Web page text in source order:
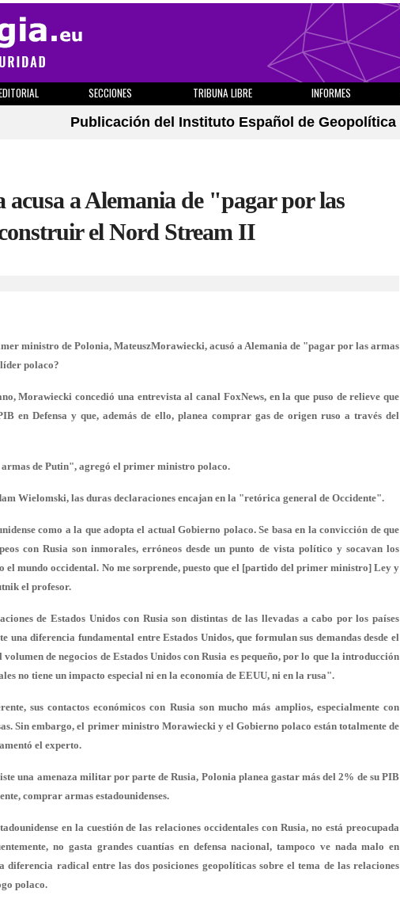
SECCIONES TRIBUNA LIBRE INFORMES
Publicación del Instituto Español de Geopolítica
acusa a Alemania de "pagar por las
el Nord Stream II
ministro de Polonia, MateuszMorawiecki, acusó a Alemania de "pagar por las armas
polaco?
Morawiecki concedió una entrevista al canal FoxNews, en la que puso de relieve que
en Defensa y que, además de ello, planea comprar gas de origen ruso a través del
de Putin", agregó el primer ministro polaco.
Wielomski, las duras declaraciones encajan en la "retórica general de Occidente".
como a la que adopta el actual Gobierno polaco. Se basa en la convicción de que
con Rusia son inmorales, erróneos desde un punto de vista político y socavan los
el mundo occidental. No me sorprende, puesto que el [partido del primer ministro] Ley y
el profesor.
de Estados Unidos con Rusia son distintas de las llevadas a cabo por los países
una diferencia fundamental entre Estados Unidos, que formulan sus demandas desde el
de negocios de Estados Unidos con Rusia es pequeño, por lo que la introducción
no tiene un impacto especial ni en la economía de EEUU, ni en la rusa".
sus contactos económicos con Rusia son mucho más amplios, especialmente con
Sin embargo, el primer ministro Morawiecki y el Gobierno polaco están totalmente de
el experto.
una amenaza militar por parte de Rusia, Polonia planea gastar más del 2% de su PIB
comprar armas estadounidenses.
en la cuestión de las relaciones occidentales con Rusia, no está preocupada
no gasta grandes cuantías en defensa nacional, tampoco ve nada malo en
diferencia radical entre las dos posiciones geopolíticas sobre el tema de las relaciones
polaco.